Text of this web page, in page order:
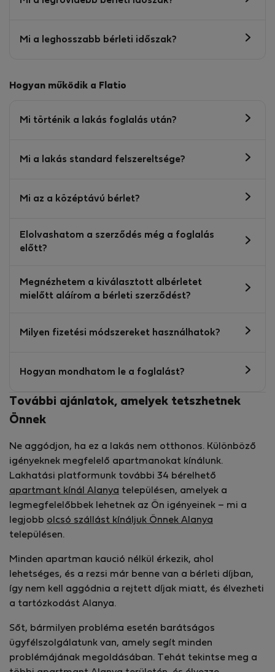
Mi a leghosszabb bérleti időszak?
Hogyan működik a Flatio
Mi történik a lakás foglalás után?
Mi a lakás standard felszereltsége?
Mi az a középtávú bérlet?
Elolvashatom a szerződés még a foglalás
előtt?
Megnézhetem a kiválasztott albérletet
mielőtt aláírom a bérleti szerződést?
Milyen fizetési módszereket használhatok?
Hogyan mondhatom le a foglalást?
További ajánlatok, amelyek tetszhetnek
Önnek
Ne aggódjon, ha ez a lakás nem otthonos. Különböző
igényeknek megfelelő apartmanokat kínálunk.
Lakhatási platformunk további 34 bérelhető
apartmant kínál Alanya településen, amelyek a
legmegfelelőbbek lehetnek az Ön igényeinek – mi a
legjobb olcsó szállást kínáljuk Önnek Alanya
településen.
Minden apartman kaució nélkül érkezik, ahol
lehetséges, és a rezsi már benne van a bérleti díjban,
így nem kell aggódnia a rejtett díjak miatt, és élvezheti
a tartózkodást Alanya.
Sőt, bármilyen probléma esetén barátságos
ügyfélszolgálatunk van, amely segít minden
problémájának megoldásában. Tehát tekintse meg a